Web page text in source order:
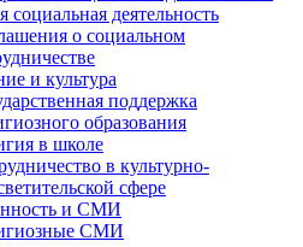
социальная деятельность
о социальном
и культура
поддержка
образования
в школе
в культурно-
сфере
и СМИ
СМИ